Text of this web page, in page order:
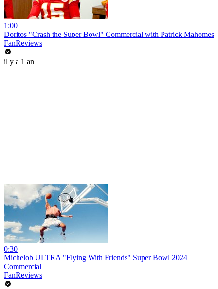
1:00
Doritos "Crash the Super Bowl" Commercial with Patrick Mahomes
FanReviews
il y a 1 an
0:30
Michelob ULTRA "Flying With Friends" Super Bowl 2024
Commercial
FanReviews